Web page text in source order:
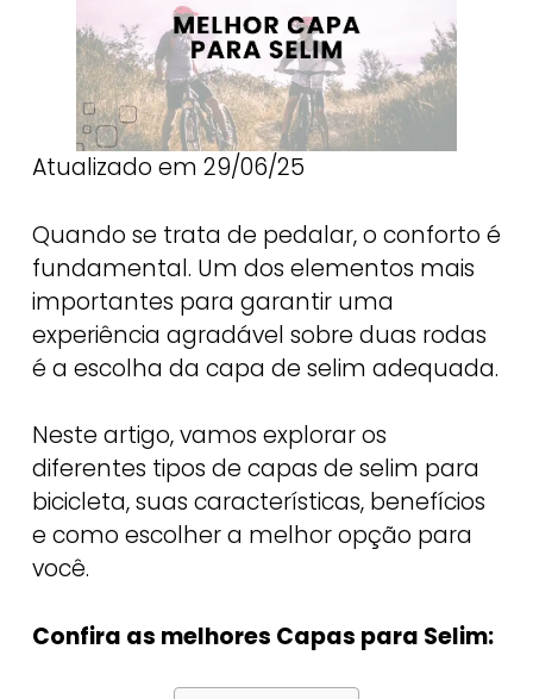
Atualizado em 29/06/25
Quando se trata de pedalar, o conforto é
fundamental. Um dos elementos mais
importantes para garantir uma
experiência agradável sobre duas rodas
é a escolha da capa de selim adequada.
Neste artigo, vamos explorar os
diferentes tipos de capas de selim para
bicicleta, suas características, benefícios
e como escolher a melhor opção para
você.
Confira as melhores Capas para Selim: